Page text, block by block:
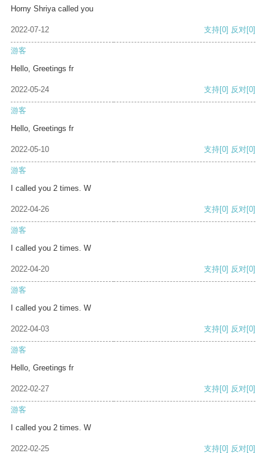
Horny Shriya called you
2022-07-12 支持[0] 反对[0]
游客
Hello, Greetings fr
2022-05-24 支持[0] 反对[0]
游客
Hello, Greetings fr
2022-05-10 支持[0] 反对[0]
游客
I called you 2 times. W
2022-04-26 支持[0] 反对[0]
游客
I called you 2 times. W
2022-04-20 支持[0] 反对[0]
游客
I called you 2 times. W
2022-04-03 支持[0] 反对[0]
游客
Hello, Greetings fr
2022-02-27 支持[0] 反对[0]
游客
I called you 2 times. W
2022-02-25 支持[0] 反对[0]